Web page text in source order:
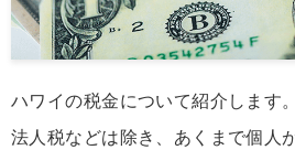
ハワイの税金について紹介します
法人税などは除き、あくまで個人